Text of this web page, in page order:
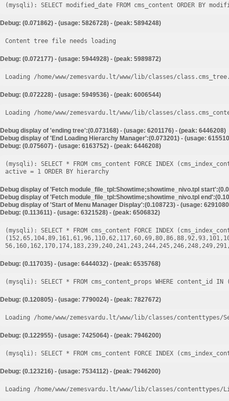
Debug: (0.071862) - (usage: 5826728) - (peak: 5894248)
Content tree file needs loading
Debug: (0.072177) - (usage: 5944928) - (peak: 5989872)
Loading /home/www/zemesvardu.lt/www/lib/classes/
Debug: (0.072228) - (usage: 5949536) - (peak: 6006544)
Loading /home/www/zemesvardu.lt/www/lib/classes/
Debug display of 'ending tree':(0.073168) - (usage: 6201176) - (peak: 6446208)
Debug display of 'End Loading Hierarchy Manager':(0.073201) - (usage:
Debug: (0.075607) - (usage: 6163752) - (peak: 6446208)
(mysqli): SELECT * FROM cms_content FORCE INDEX
Debug display of 'Fetch module_file_tpl:Showtime;showtime_nivo.tpl
Debug display of 'Fetch module_file_tpl:Showtime;showtime_nivo.tpl
Debug display of 'Start of Menu Manager Display':(0.108723) - (usage:
Debug: (0.113611) - (usage: 6321528) - (peak: 6506832)
(mysqli): SELECT * FROM cms_content FORCE INDEX
Debug: (0.117035) - (usage: 6444032) - (peak: 6535768)
Debug: (0.120805) - (usage: 7790024) - (peak: 7827672)
Loading /home/www/zemesvardu.lt/www/lib/classes/
Debug: (0.122955) - (usage: 7425064) - (peak: 7946200)
Debug: (0.123216) - (usage: 7534112) - (peak: 7946200)
Loading /home/www/zemesvardu.lt/www/lib/classes/